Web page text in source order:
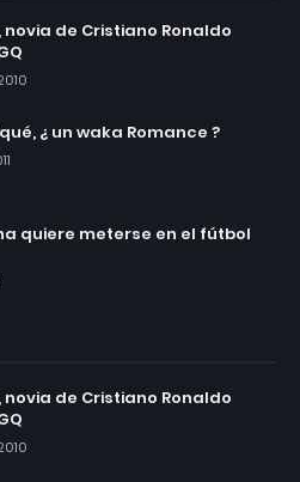
novia de Cristiano Ronaldo
¿ un waka Romance ?
quiere meterse en el fútbol
novia de Cristiano Ronaldo